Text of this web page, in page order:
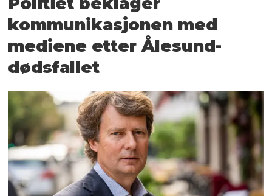
kommunikasjonen med
mediene etter Ålesund-
dødsfallet